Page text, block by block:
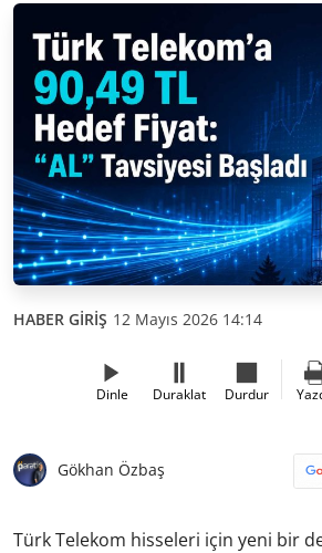
HABER GİRİŞ 12 Mayıs 2026 14:14
Dinle Duraklat Durdur
Gökhan Özbaş
Türk Telekom hisseleri için yeni bir